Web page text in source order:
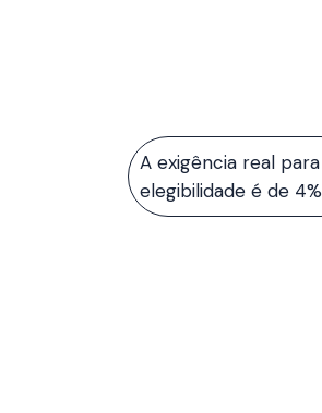
A exigência real para
elegibilidade é de 4%